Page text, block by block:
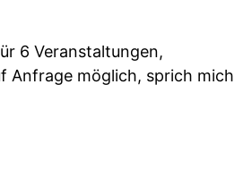
6 Veranstaltungen,
Anfrage möglich, sprich mich